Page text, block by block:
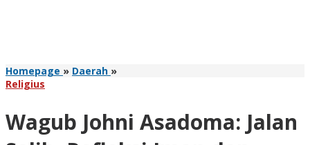
Homepage » Daerah »Wagub
Salib,
Religius
Wagub Johni Asadoma: Jalan